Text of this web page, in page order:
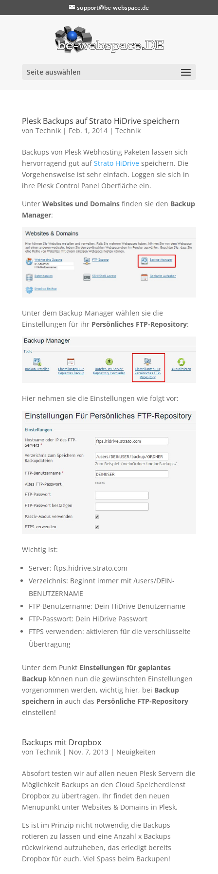
support@be-webspace.de
Seite auswählen
Plesk Backups auf Strato HiDrive speichern
von Technik| Feb. 1, 2014| Technik
Backups von Plesk Webhosting Paketen lassen sich
hervorragend gut aufStrato HiDrivespeichern. Die
Vorgehensweise ist sehr einfach. Loggen sie sich in
ihre Plesk Control Panel Oberfläche ein.
Unter Websites und Domainsfinden sie den Backup
Manager:
Unter dem Backup Manager wählen sie die
Einstellungen für ihr Persönliches FTP-Repository:
Hier nehmen sie die Einstellungen wie folgt vor:
Wichtig ist:
Server: ftps.hidrive.strato.com
Verzeichnis: Beginnt immer mit /users/DEIN-
BENUTZERNAME
FTP-Benutzername: Dein HiDrive Benutzername
FTP-Passwort: Dein HiDrive Passwort
FTPS verwenden: aktivieren für die verschlüsselte
Übertragung
Unter dem Punkt Einstellungen für geplantes
Backupkönnen nun die gewünschten Einstellungen
vorgenommen werden, wichtig hier, bei Backup
speichern inauch das Persönliche FTP-Repository
einstellen!
Backups mit Dropbox
von Technik| Nov. 7, 2013 | Neuigkeiten
Absofort testen wir auf allen neuen Plesk Servern die
Möglichkeit Backups an den Cloud Speicherdienst
Dropbox zu übertragen. Ihr findet den neuen
Menupunkt unter Websites & Domains in Plesk.
Es ist im Prinzip nicht notwendig die Backups
rotieren zu lassen und eine Anzahl x Backups
rückwirkend aufzuheben, das erledigt bereits
Dropbox für euch. Viel Spass beim Backupen!